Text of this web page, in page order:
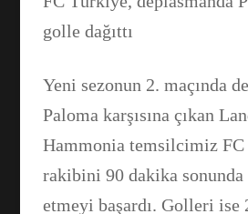
golle dağıttı
Yeni sezonun 2. maçında
Paloma karşısına çıkan
Hammonia temsilcimiz
rakibini 90 dakika
etmeyi başardı. Golleri ise